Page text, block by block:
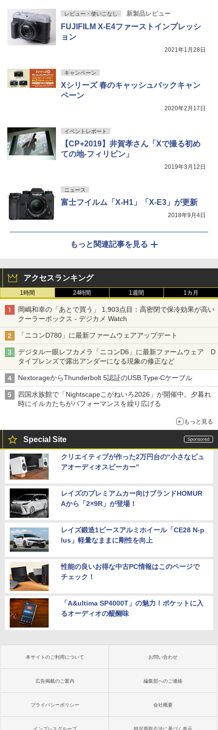
レビュー・使いこなし 新製品レビュー
FUJIFILM X-E4ファーストインプレッシ
ョン
2021年1月28日
キャンペーン
Xシリーズ 春のキャッシュバックキャン
ペーン
2020年2月17日
イベントレポート
【CP+2019】井賀孝さん「Xで撮る初め
ての地-フィリピン」
2019年3月12日
ニュース
富士フイルム「X-H1」「X-E3」が更新
2018年9月4日
もっと関連記事を見る
アクセスランキング
1時間 24時間 1週間 1カ月
岡嶋和幸の「あとで買う」 1,903点目：高密閉で保冷効果が高い
クーラーボックス - デジカメ Watch
「ニコンD780」に最新ファームウェアアップデート
デジタル一眼レフカメラ「ニコンD6」に最新ファームウェア D
タイプレンズで露出アンダーになる現象の修正など
NextorageからThunderbolt 5認証のUSB Type-Cケーブル
四国水族館で「Nightscapeこがねいろ2026」が開催中。夕暮れ
時にイルカたちがパフォーマンスを繰り広げる
もっと見る
Special Site
クリエイティブが作った2万円台の“小さなピュ
アオーディオスピーカー”
レイズのプレミアムカー向けブランドHOMUR
Aから「2×9R」が登場！
レイズ鍛造1ピースアルミホイール「CE28 N-p
lus」軽量なままに剛性を向上
性能の良いお得な中古PC情報はこのページで
チェック！
「A&ultima SP4000T」の魅力！ポケットに入
るオーディオの醍醐味
本サイトのご利用について お問い合わせ
広告掲載のご案内 編集部へのご連絡
プライバシーポリシー 会社概要
インプレスグループ 特定商取引法に基づく表示